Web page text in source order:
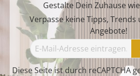
Gestalte Dein Zuhause
Verpasse keine Tipps, Trends
Angebote!
Diese Seite ist durch reCAPTCHA